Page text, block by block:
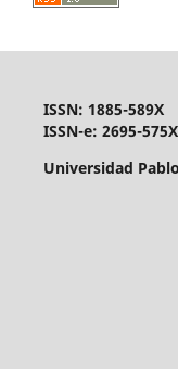
ISSN: 1885-589X
ISSN-e: 2695-575X
Universidad